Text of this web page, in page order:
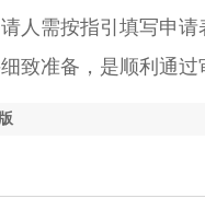
需按指引填写申请
致准备，是顺利通过